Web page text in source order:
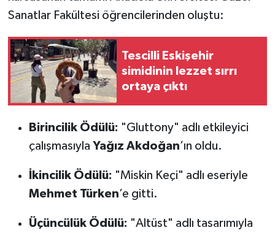
Sanatlar Fakültesi öğrencilerinden oluştu:
Tescilli Eskişehir
simidinin lezzet sırrı
ortaya çıktı
Birincilik Ödülü: "Gluttony" adlı etkileyici
çalışmasıyla Yağız Akdoğan’ın oldu.
İkincilik Ödülü: "Miskin Keçi" adlı eseriyle
Mehmet Türken’e gitti.
Üçüncülük Ödülü: "Altüst" adlı tasarımıyla